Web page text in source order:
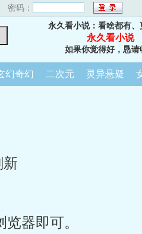
密码：
永久看小说：看啥都有、
永久看小说
如果你觉得好，恳请
幻奇幻 二次元 灵异悬疑
新
器即可。